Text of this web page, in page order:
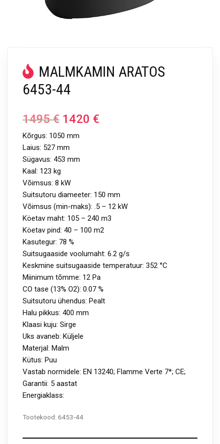
MALMKAMIN ARATOS
6453-44
1495€ 1420 €
Kõrgus: 1050 mm
Laius: 527 mm
Sügavus: 453 mm
Kaal: 123 kg
Võimsus: 8 kW
Suitsutoru diameeter: 150 mm
Võimsus (min-maks): .5 – 12 kW
Köetav maht: 105 – 240 m3
Köetav pind: 40 – 100 m2
Kasutegur: 78 %
Suitsugaaside voolumaht: 6.2 g/s
Keskmine suitsugaaside temperatuur: 352 °C
Miinimum tõmme: 12 Pa
CO tase (13% O2): 0.07 %
Suitsutoru ühendus: Pealt
Halu pikkus: 400 mm
Klaasi kuju: Sirge
Uks avaneb: Küljele
Materjal: Malm
Kütus: Puu
Vastab normidele: EN 13240; Flamme Verte 7*; CE;
Garantii: 5 aastat
Energiaklass:
Tootekood: 6453-44